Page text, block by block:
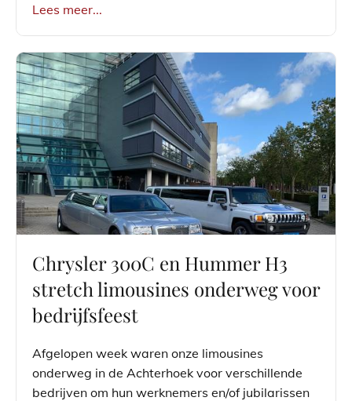
Lees meer...
Chrysler 300C en Hummer H3
stretch limousines onderweg voor
bedrijfsfeest
Afgelopen week waren onze limousines
onderweg in de Achterhoek voor verschillende
bedrijven om hun werknemers en/of jubilarissen